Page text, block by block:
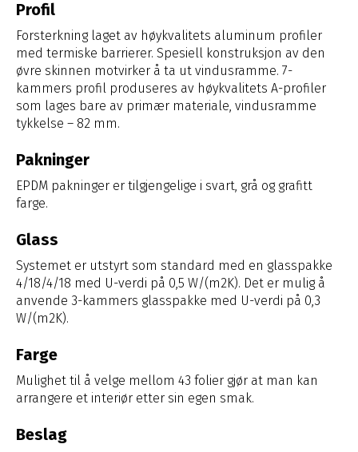
Profil
Forsterkning laget av høykvalitets aluminum profiler
med termiske barrierer. Spesiell konstruksjon av den
øvre skinnen motvirker å ta ut vindusramme. 7-
kammers profil produseres av høykvalitets A-profiler
som lages bare av primær materiale, vindusramme
tykkelse – 82 mm.
Pakninger
EPDM pakninger er tilgjengelige i svart, grå og grafitt
farge.
Glass
Systemet er utstyrt som standard med en glasspakke
4/18/4/18 med U-verdi på 0,5 W/(m2K). Det er mulig å
anvende 3-kammers glasspakke med U-verdi på 0,3
W/(m2K).
Farge
Mulighet til å velge mellom 43 folier gjør at man kan
arrangere et interiør etter sin egen smak.
Beslag